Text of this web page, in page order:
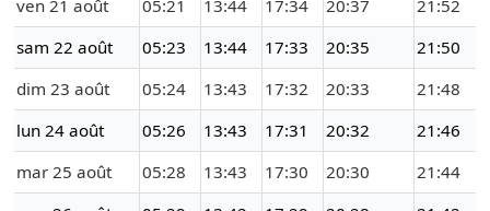
ven 21 août
05:21 13:44 17:34 20:37
21:52
sam 22 août
05:23 13:44 17:33 20:35
21:50
dim 23 août
05:24 13:43 17:32 20:33
21:48
lun 24 août
05:26 13:43 17:31 20:32
21:46
mar 25 août
05:28 13:43 17:30 20:30
21:44